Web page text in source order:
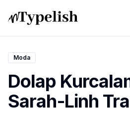
Dünya
Film ve Dizi
Moda
Dolap
Sarah-Linh